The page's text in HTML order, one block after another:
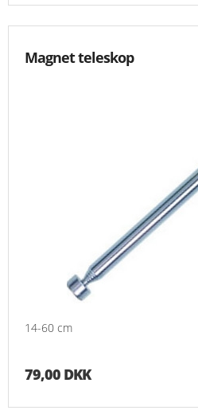
Magnet teleskop
14-60 cm
79,00 DKK